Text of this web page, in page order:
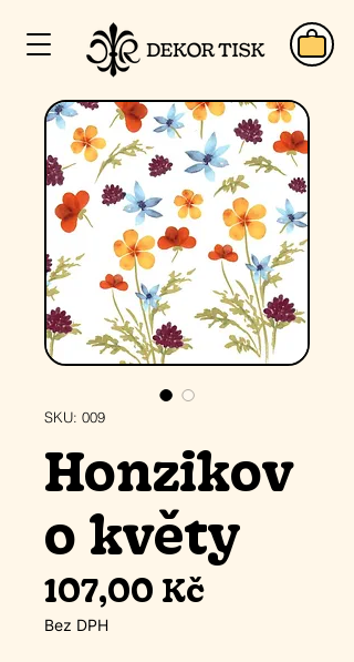
SKU: 009
Honzikov
o květy
107,00 KčCena
Bez DPH